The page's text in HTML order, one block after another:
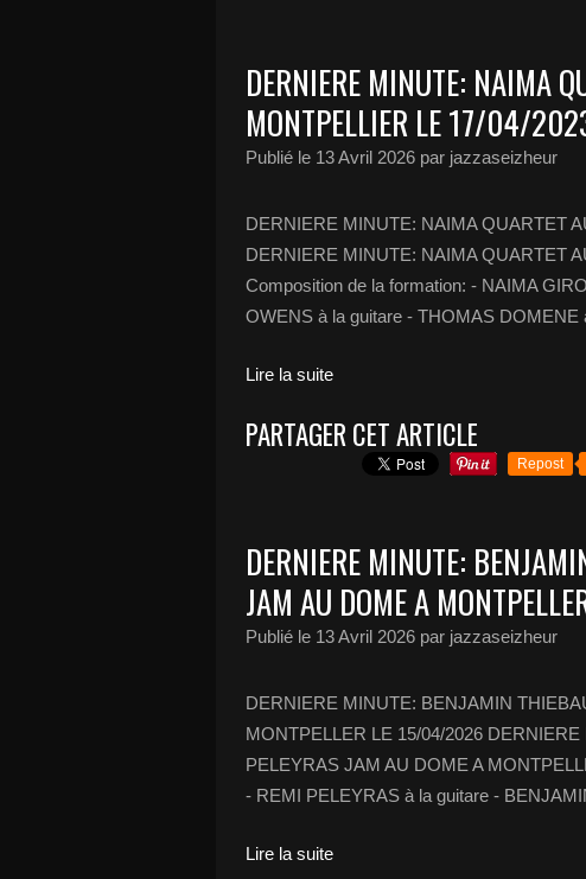
DERNIERE MINUTE: NAIMA
MONTPELLIER LE 17/04/
Publié le 13 Avril 2026 par jazzaseizheur
DERNIERE MINUTE: NAIMA QUARTET
DERNIERE MINUTE: NAIMA QUARTET
Composition de la formation: - NAIMA
OWENS à la guitare - THOMAS DOMENE
Lire la suite
PARTAGER CET ARTICLE
Repost
DERNIERE MINUTE:
JAM AU DOME A
Publié le 13 Avril 2026 par jazzaseizheur
DERNIERE MINUTE: BENJAMIN
MONTPELLER LE 15/04/2026
PELEYRAS JAM AU DOME A
- REMI PELEYRAS à la guitare -
Lire la suite